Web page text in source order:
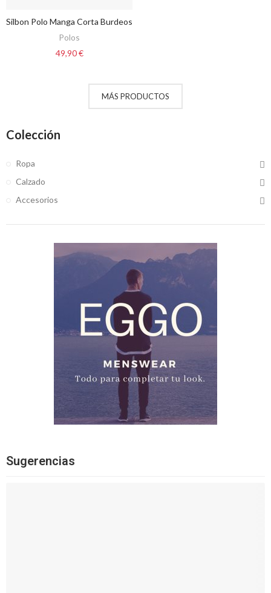
VER OPCIONES
Silbon Polo Manga Corta Burdeos
Polos
49,90 €
MÁS PRODUCTOS
Colección
Ropa
Calzado
Accesorios
Sugerencias